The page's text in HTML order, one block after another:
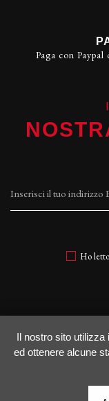
Paga con
Ho
Il nostro sito utilizza
ed ottenere alcune